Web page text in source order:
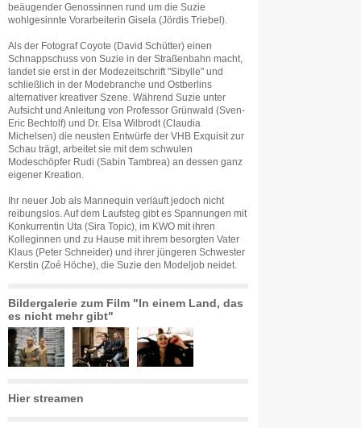
beäugender Genossinnen rund um die Suzie
wohlgesinnte Vorarbeiterin Gisela (Jördis Triebel).
Als der Fotograf Coyote (David Schütter) einen
Schnappschuss von Suzie in der Straßenbahn macht,
landet sie erst in der Modezeitschrift "Sibylle" und
schließlich in der Modebranche und Ostberlins
alternativer kreativer Szene. Während Suzie unter
Aufsicht und Anleitung von Professor Grünwald (Sven-
Eric Bechtolf) und Dr. Elsa Wilbrodt (Claudia
Michelsen) die neusten Entwürfe der VHB Exquisit zur
Schau trägt, arbeitet sie mit dem schwulen
Modeschöpfer Rudi (Sabin Tambrea) an dessen ganz
eigener Kreation.
Ihr neuer Job als Mannequin verläuft jedoch nicht
reibungslos. Auf dem Laufsteg gibt es Spannungen mit
Konkurrentin Uta (Sira Topic), im KWO mit ihren
Kolleginnen und zu Hause mit ihrem besorgten Vater
Klaus (Peter Schneider) und ihrer jüngeren Schwester
Kerstin (Zoé Höche), die Suzie den Modeljob neidet.
Bildergalerie zum Film "In einem Land, das
es nicht mehr gibt"
Hier streamen